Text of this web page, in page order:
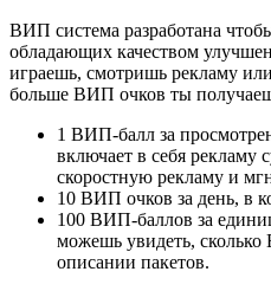
ВИП система разработана
обладающих качеством
играешь, смотришь рекламу
больше ВИП очков ты
1 ВИП-балл за
включает в себя рекламу
скоростную рекламу и
10 ВИП очков за день, в
100 ВИП-баллов за
можешь увидеть,
описании пакетов.